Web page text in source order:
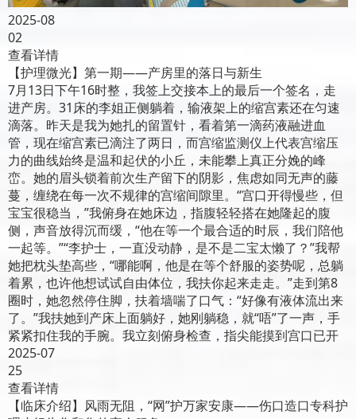
2025-08
02
查看详情
【护理微光】第一期——产房里的落日与新生
7月13日下午16时整，我签上交接本上的最后一个签名，走
进产房。31床的李姐正侧躺着，输液架上的缩宫素还在匀速
滴落。昨天是我为她扎的留置针，看着第一滴药液融进血
管，现在缩宫素已滴注了两日，而宫缩监测仪上代表宫缩压
力的曲线始终是温和起伏的小丘，未能攀上真正分娩的峰
峦。她的眉头锁着前次生产留下的阴影，焦虑如同无声的藤
蔓，缠绕在每一次不规律的宫缩间隙里。“宫口开得慢些，但
宝宝很稳当，”我俯身在她床边，指腹轻轻搭在她隆起的腹
侧，声音放得沉而缓，“他在等一个最合适的时辰，我们陪他
一起等。”“李护士，一直没动静，是不是二宝太懒了？”我帮
她把枕头垫高些，“哪能啊，他是在等个舒服的姿势呢，总躺
着累，也许他想试试自由体位，我扶你起来走走。”走到第8
圈时，她忽然停住脚，扶着墙喘了口气：“好像有液体流出来
了。”我扶她到产床上面躺好，她刚躺稳，就“唔”了一声，手
紧紧扣住我的手腕。我立刻俯身检查，指尖能摸到宫口已开
2025-07
25
查看详情
【临床介绍】风雨无阻，“网”护万家安康——伤口造口专科护